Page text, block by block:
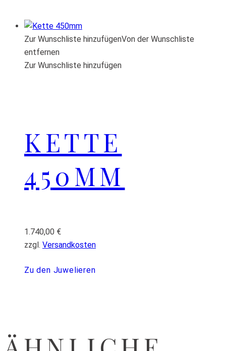
Zur Wunschliste hinzufügenVon der Wunschliste
entfernen
Zur Wunschliste hinzufügen
KETTE
450MM
1.740,00 €
zzgl. Versandkosten
Zu den Juwelieren